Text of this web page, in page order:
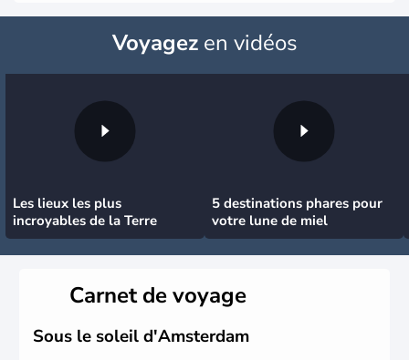
Voyagezen vidéos
Les lieux les plus
incroyables de la Terre
5 destinations phares pour
votre lune de miel
Carnet de voyage
Sous le soleil d'Amsterdam